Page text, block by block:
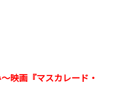
映画『マスカレード・